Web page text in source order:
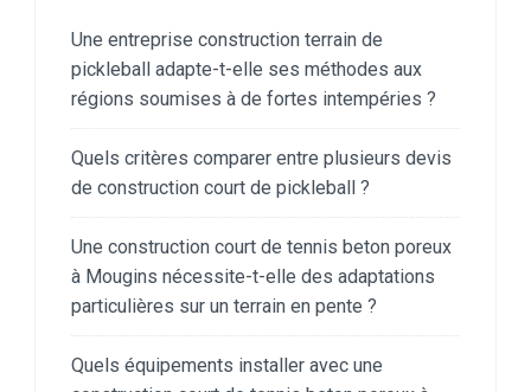
Une entreprise construction terrain de
pickleball adapte-t-elle ses méthodes aux
régions soumises à de fortes intempéries ?
Quels critères comparer entre plusieurs devis
de construction court de pickleball ?
Une construction court de tennis beton poreux
à Mougins nécessite-t-elle des adaptations
particulières sur un terrain en pente ?
Quels équipements installer avec une